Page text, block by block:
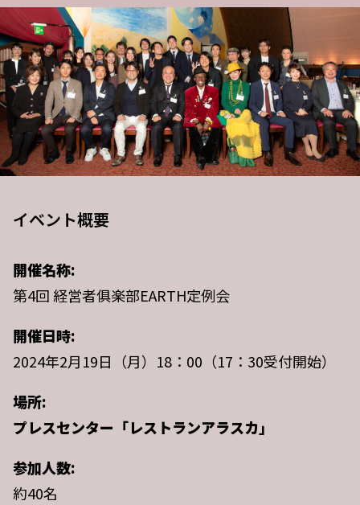
イベント概要
開催名称:
第4回 経営者俱楽部EARTH定例会
開催日時:
2024年2月19日（月）18：00（17：30受付開始）
場所:
プレスセンター「レストランアラスカ」
参加人数:
約40名